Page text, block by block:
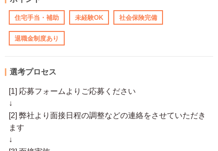
住宅手当・補助 未経験OK 社会保険完備
退職金制度あり
選考プロセス
[1] 応募フォームよりご応募ください
↓
[2] 弊社より面接日程の調整などの連絡をさせていただき
ます
↓